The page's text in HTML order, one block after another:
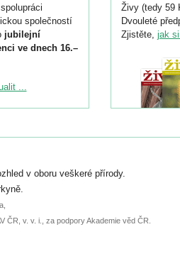
společností
jubilejní
ve dnech 16.–
konferenci
6. září.
nebo
...
Živy (tedy 59
Dvouleté
Zjistěte, jak
v oboru veškeré přírody.
ČR, v. v. i., za podpory Akademie věd ČR.